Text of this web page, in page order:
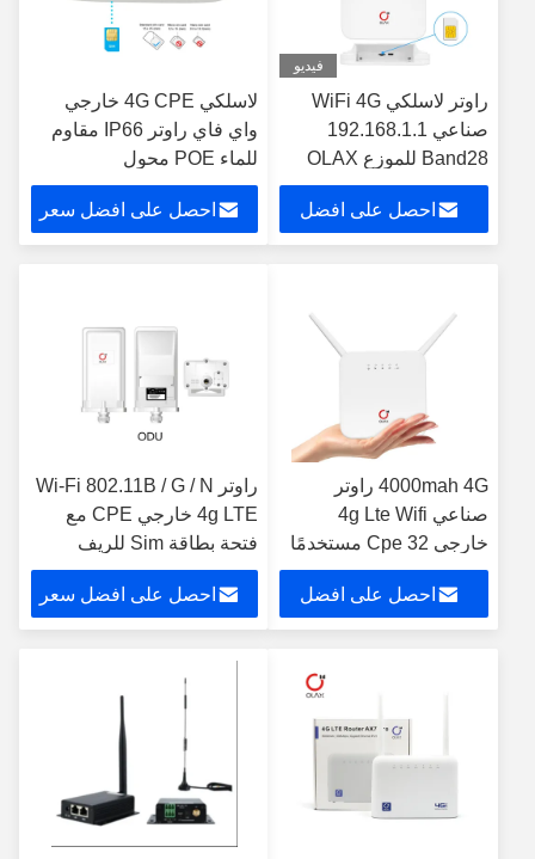
فيديو
راوتر لاسلكي WiFi 4G
صناعي 192.168.1.1
Band28 للموزع OLAX
AX6 PRO
احصل على افضل
لاسلكي 4G CPE خارجي
واي فاي راوتر IP66 مقاوم
للماء POE محول
احصل على افضل سعر
4000mah 4G راوتر
صناعي 4g Lte Wifi
خارجي Cpe 32 مستخدمًا
احصل على افضل
راوتر Wi-Fi 802.11B / G / N
4g LTE خارجي CPE مع
فتحة بطاقة Sim للريف
احصل على افضل سعر